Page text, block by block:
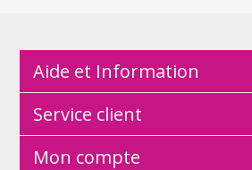
Aide et Information
Service client
Mon compte